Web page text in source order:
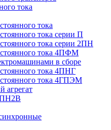
тока
тока
тока серии П
тока серии 2ПН
тока 4ПФМ
в сборе
тока 4ПНГ
тока 4ГПЭМ
агрегат